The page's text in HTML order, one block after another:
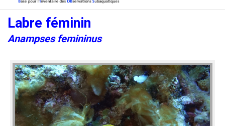
Labre féminin
Anampses femininus